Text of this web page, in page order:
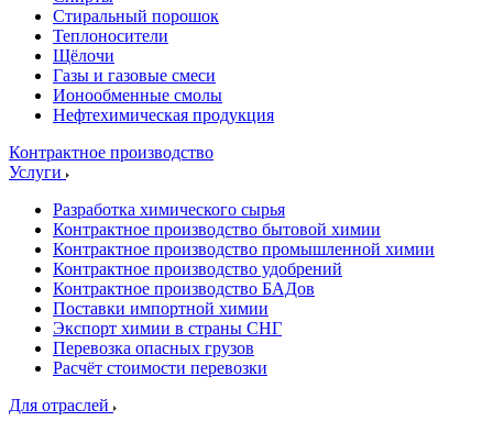
Стиральный порошок
Теплоносители
Щёлочи
Газы и газовые смеси
Ионообменные смолы
Нефтехимическая продукция
Контрактное производство
Услуги
Разработка химического сырья
Контрактное производство бытовой химии
Контрактное производство промышленной химии
Контрактное производство удобрений
Контрактное производство БАДов
Поставки импортной химии
Экспорт химии в страны СНГ
Перевозка опасных грузов
Расчёт стоимости перевозки
Для отраслей